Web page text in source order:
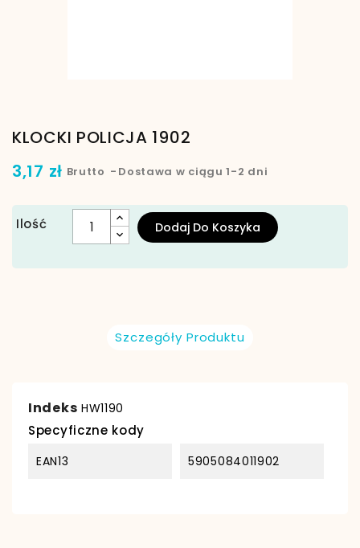
KLOCKI POLICJA 1902
3,17 zł Brutto Dostawa w ciągu 1-2 dni
Ilość Dodaj Do Koszyka
Szczegóły Produktu
Indeks HW1190
Specyficzne kody
EAN13 5905084011902